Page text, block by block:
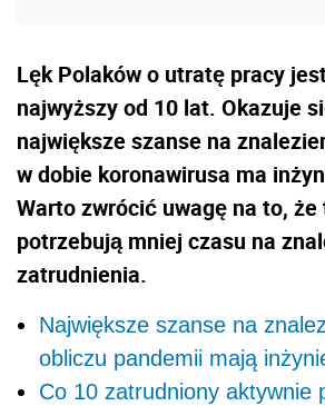
Lęk Polaków o utratę pracy
najwyższy od 10 lat. Okazuje
największe szanse na
w dobie koronawirusa ma
Warto zwrócić uwagę na to,
potrzebują mniej czasu na
zatrudnienia.
Największe szanse na
obliczu pandemii mają
Co 10 zatrudniony aktywnie